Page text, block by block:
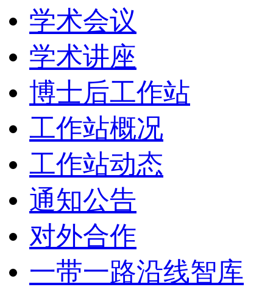
学术会议
学术讲座
博士后工作站
工作站概况
工作站动态
通知公告
对外合作
一带一路沿线智库